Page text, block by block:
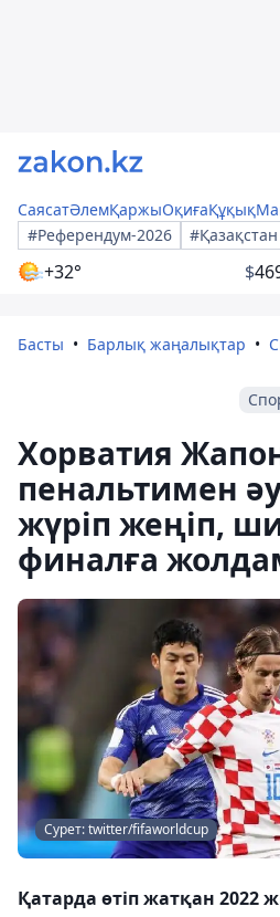
СаясатӘлемҚаржыОқиғаҚұқық
#Референдум-2026
+32° $
Басты Барлық жаңалықтар
Хорватия
пенальтимен
жүріп жеңіп,
финалға
Сурет: twitter/fifaworldcup
Қатарда өтіп жатқан 2022